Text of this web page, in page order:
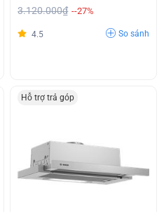
3.120.000₫ --27%
4.5 So sánh
Hỗ trợ trả góp